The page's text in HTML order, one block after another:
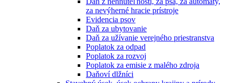
za nevýherné hracie prístroje
Evidencia psov
Daň za ubytovanie
Daň za užívanie verejného priestranstva
Poplatok za odpad
Poplatok za rozvoj
Poplatok za emisie z malého zdroja
Daňoví dlžníci